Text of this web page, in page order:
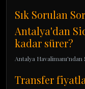
Sık Sorulan
Antalya'dan
kadar sürer?
Antalya
Transfer